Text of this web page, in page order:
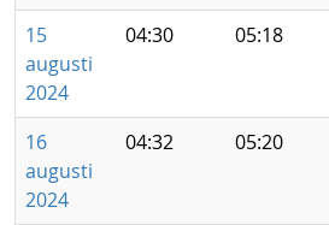
15
augusti
2024
04:30 05:18
16
augusti
2024
04:32 05:20